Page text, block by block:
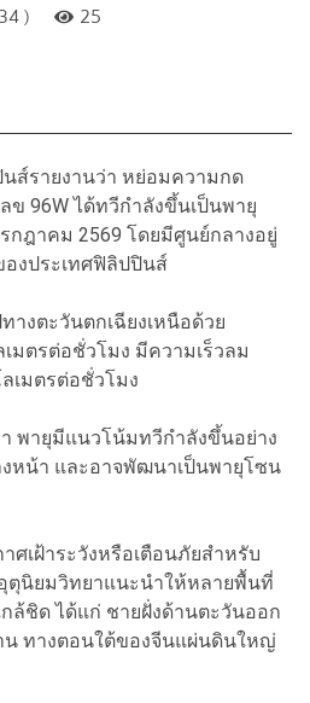
)
25
ส์รายงานว่า หย่อมความกด
ข 96W ได้ทวีกำลังขึ้นเป็นพายุ
กฎาคม 2569 โดยมีศูนย์กลางอยู่
งประเทศฟิลิปปินส์
างตะวันตกเฉียงเหนือด้วย
มตรต่อชั่วโมง มีความเร็วลม
เมตรต่อชั่วโมง
พายุมีแนวโน้มทวีกำลังขึ้นอย่าง
งหน้า และอาจพัฒนาเป็นพายุโซน
เฝ้าระวังหรือเตือนภัยสำหรับ
ตุนิยมวิทยาแนะนำให้หลายพื้นที่
ล้ชิด ได้แก่ ชายฝั่งด้านตะวันออก
น ทางตอนใต้ของจีนแผ่นดินใหญ่